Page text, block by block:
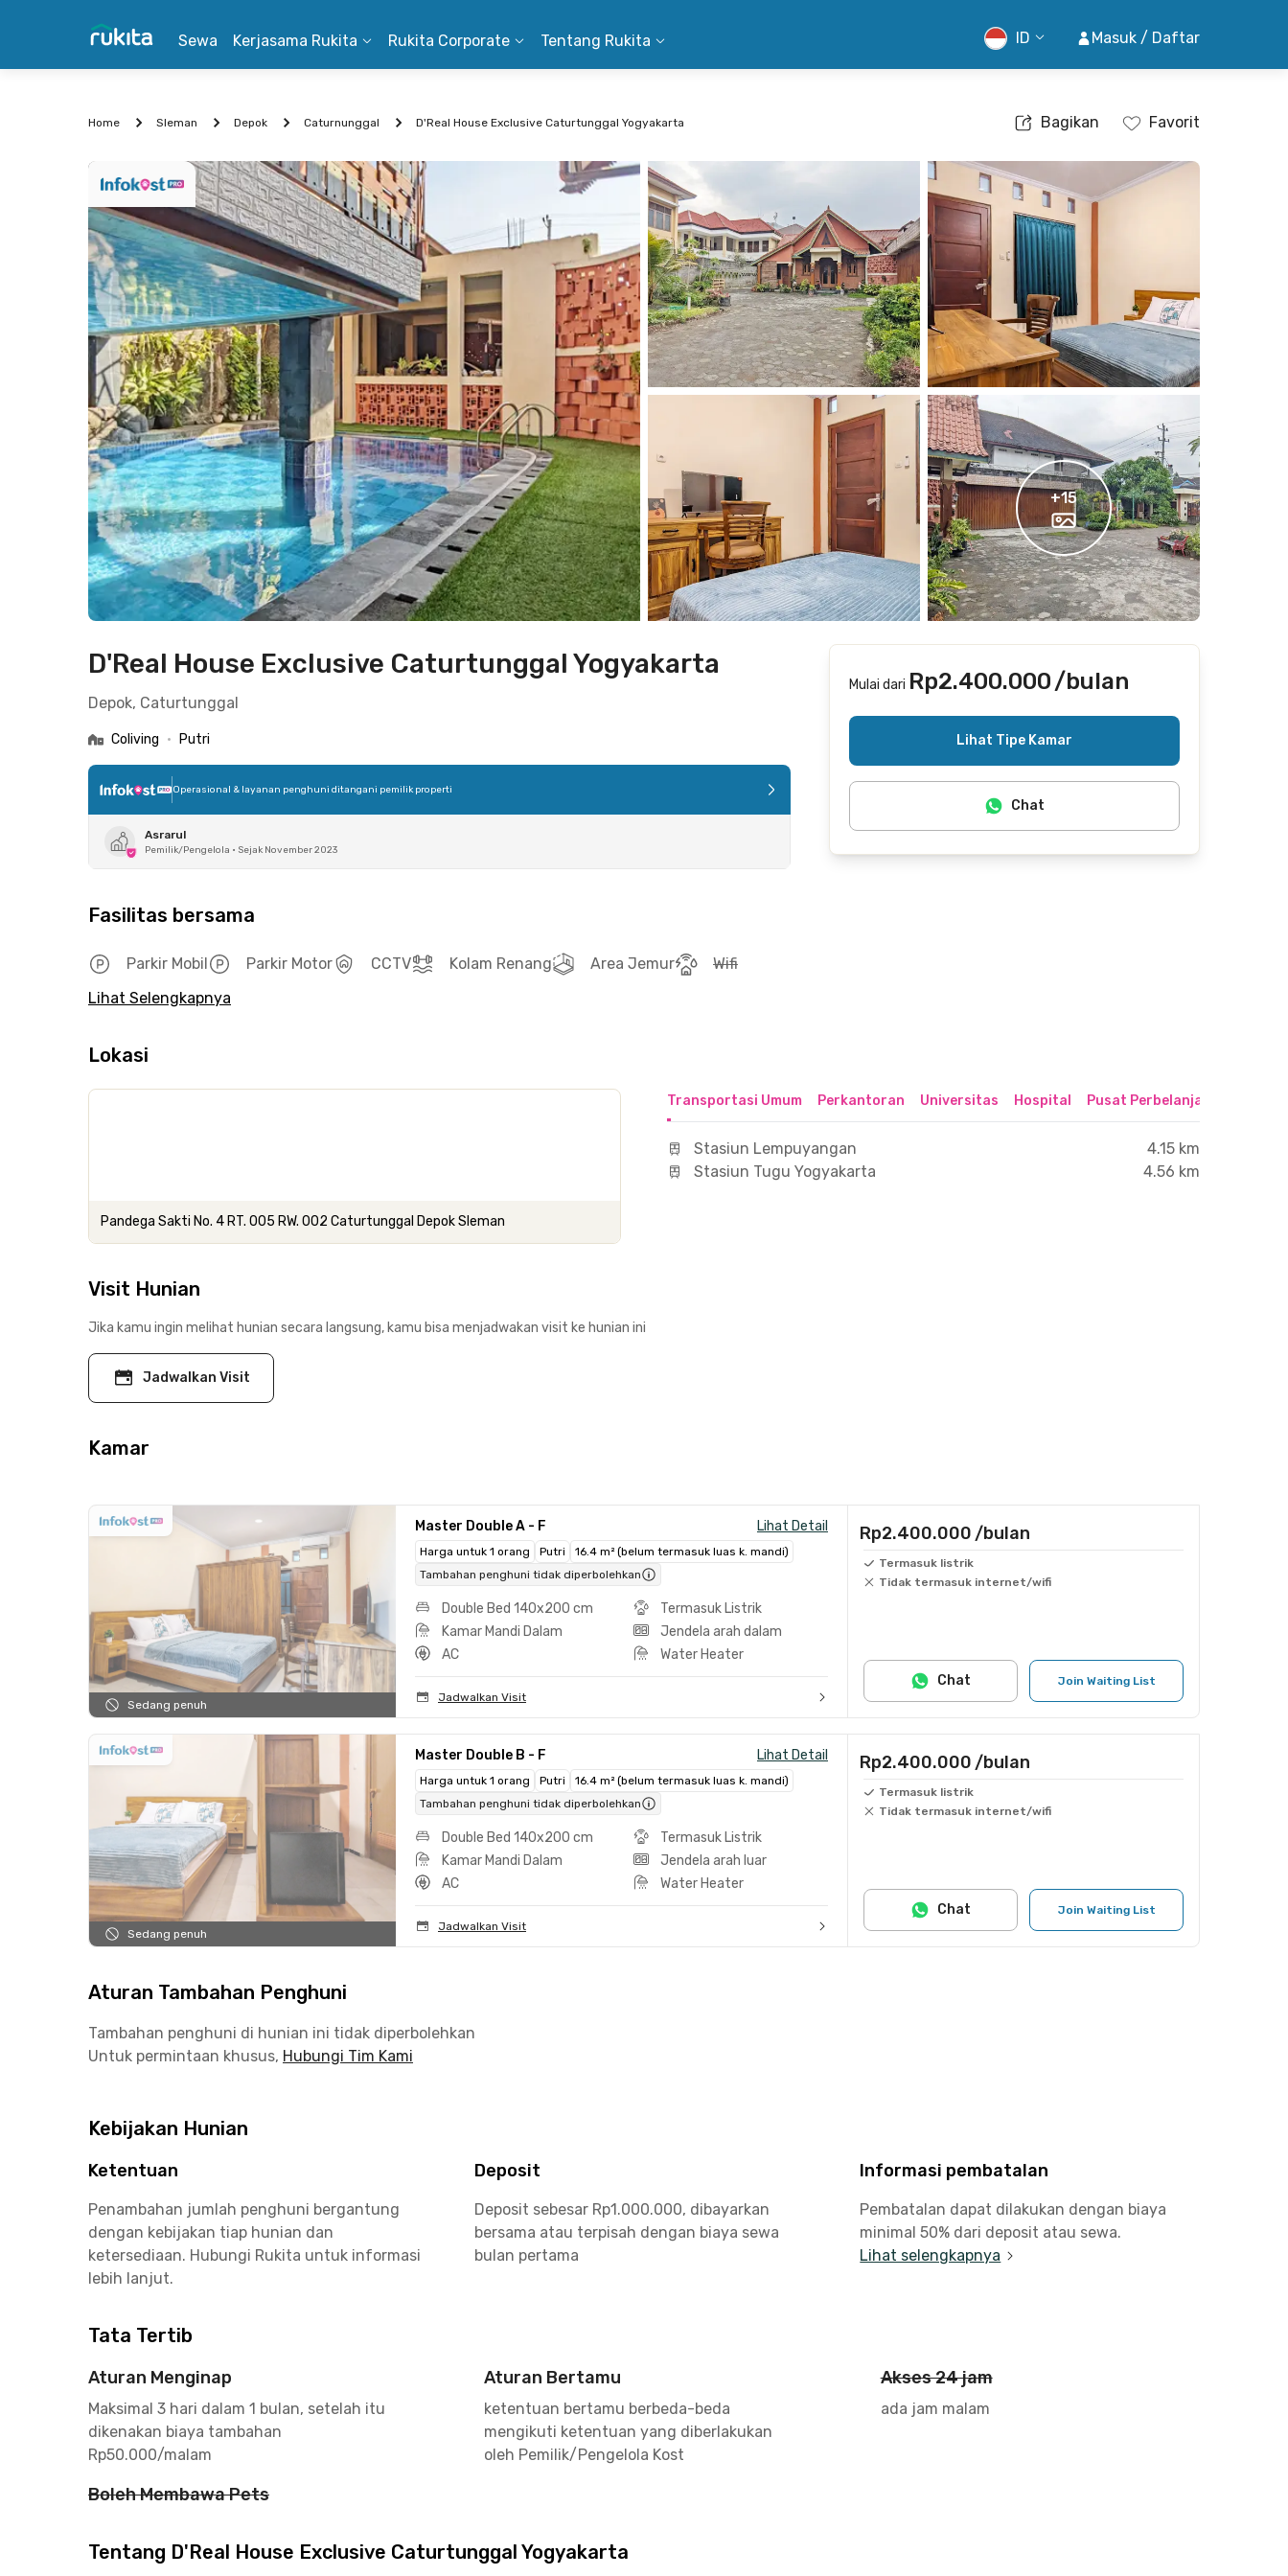
Sewa Kerjasama Rukita Rukita Corporate Tentang Rukita ID Masuk / Daftar
Home Sleman Depok Caturnunggal D'Real House Exclusive Caturtunggal Yogyakarta Bagikan Favorit
+15
D'Real House Exclusive Caturtunggal Yogyakarta
Depok, Caturtunggal
Coliving • Putri
Operasional & layanan penghuni ditangani pemilik properti
Asrarul
Pemilik/Pengelola • Sejak November 2023
Fasilitas bersama
Parkir Mobil Parkir Motor CCTV Kolam Renang Area Jemur
Wifi
Lihat Selengkapnya
Mulai dari Rp2.400.000/bulan
Lihat Tipe Kamar
Chat
Lokasi
Pandega Sakti No. 4 RT. 005 RW. 002 Caturtunggal Depok Sleman
Transportasi Umum Perkantoran Universitas Hospital Pusat Perbelanjaan &
Stasiun Lempuyangan
4.15 km
Stasiun Tugu Yogyakarta
4.56 km
Visit Hunian
Jika kamu ingin melihat hunian secara langsung, kamu bisa menjadwakan visit ke hunian ini
Jadwalkan Visit
Kamar
Sedang penuh
Master Double A - F Lihat Detail
Harga untuk 1 orang Putri
16.4 m² (belum termasuk luas k. mandi)
Tambahan penghuni tidak diperbolehkan
Double Bed 140x200 cm
Termasuk Listrik
Kamar Mandi Dalam
Jendela arah dalam
AC
Water Heater
Jadwalkan Visit
Rp2.400.000 /bulan
Termasuk listrik
Tidak termasuk internet/wifi
Join Waiting List
Chat
Sedang penuh
Master Double B - F Lihat Detail
Harga untuk 1 orang Putri
16.4 m² (belum termasuk luas k. mandi)
Tambahan penghuni tidak diperbolehkan
Double Bed 140x200 cm
Termasuk Listrik
Kamar Mandi Dalam
Jendela arah luar
AC
Water Heater
Jadwalkan Visit
Rp2.400.000 /bulan
Termasuk listrik
Tidak termasuk internet/wifi
Join Waiting List
Chat
Aturan Tambahan Penghuni
Tambahan penghuni di hunian ini tidak diperbolehkan
Untuk permintaan khusus, Hubungi Tim Kami
Kebijakan Hunian
Ketentuan
Penambahan jumlah penghuni bergantung
dengan kebijakan tiap hunian dan
ketersediaan. Hubungi Rukita untuk informasi
lebih lanjut.
Deposit
Deposit sebesar Rp1.000.000, dibayarkan
bersama atau terpisah dengan biaya sewa
bulan pertama
Informasi pembatalan
Pembatalan dapat dilakukan dengan biaya
minimal 50% dari deposit atau sewa.
Lihat selengkapnya
Tata Tertib
Aturan Menginap
Maksimal 3 hari dalam 1 bulan, setelah itu
dikenakan biaya tambahan
Rp50.000/malam
Aturan Bertamu
ketentuan bertamu berbeda-beda
mengikuti ketentuan yang diberlakukan
oleh Pemilik/Pengelola Kost
Akses 24 jam
ada jam malam
Boleh Membawa Pets
Tentang D'Real House Exclusive Caturtunggal Yogyakarta